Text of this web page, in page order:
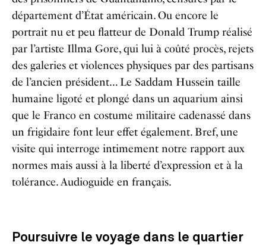
département d’État américain. Ou encore le
portrait nu et peu flatteur de Donald Trump réalisé
par l’artiste Illma Gore, qui lui à coûté procès, rejets
des galeries et violences physiques par des partisans
de l’ancien président… Le Saddam Hussein taille
humaine ligoté et plongé dans un aquarium ainsi
que le Franco en costume militaire cadenassé dans
un frigidaire font leur effet également. Bref, une
visite qui interroge intimement notre rapport aux
normes mais aussi à la liberté d’expression et à la
tolérance. Audioguide en français.
Poursuivre le voyage dans le quartier